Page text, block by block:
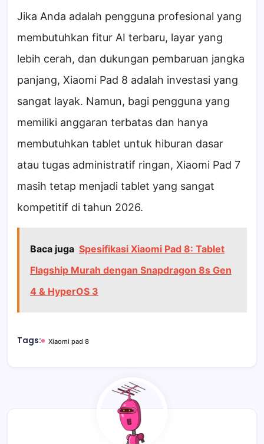
Jika Anda adalah pengguna profesional yang
membutuhkan fitur AI terbaru, layar yang
lebih cerah, dan dukungan pembaruan jangka
panjang, Xiaomi Pad 8 adalah investasi yang
sangat layak. Namun, bagi pengguna yang
memiliki anggaran terbatas dan hanya
membutuhkan tablet untuk hiburan dasar
atau tugas administratif ringan, Xiaomi Pad 7
masih tetap menjadi tablet yang sangat
kompetitif di tahun 2026.
Baca juga Spesifikasi Xiaomi Pad 8: Tablet
Flagship Murah dengan Snapdragon 8s Gen
4 & HyperOS 3
Tags: Xiaomi pad 8